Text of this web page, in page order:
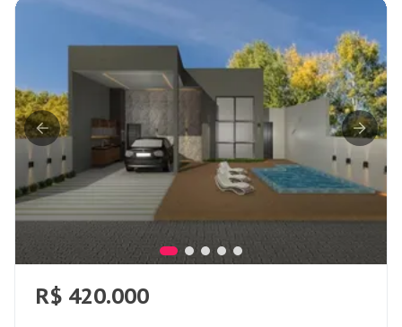
R$ 420.000